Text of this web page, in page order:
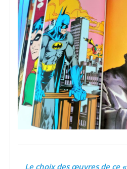
Le choix desœuvresde ce